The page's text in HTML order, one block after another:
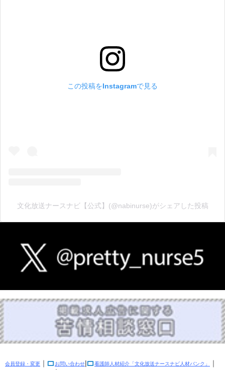
この投稿をInstagramで見る
文化放送ナースナビ【公式】(@nabinurse)がシェアした投稿
会員登録・変更 ｜ お問い合わせ| 看護師人材紹介「文化放送ナースナビ人材バンク」
｜